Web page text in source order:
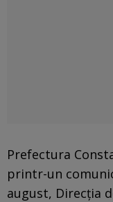
Prefectura
printr-un
august, Direcţia